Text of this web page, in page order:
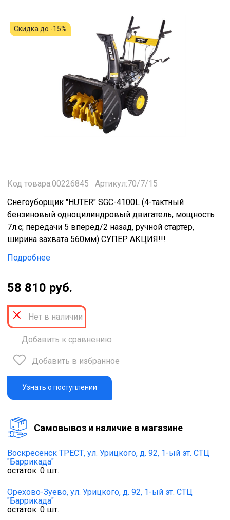
Скидка до -15%
Код товара:00226845
Артикул:70/7/15
Снегоуборщик "HUTER" SGC-4100L (4-тактный
бензиновый одноцилиндровый двигатель, мощность
7л.с; передачи 5 вперед/2 назад, ручной стартер,
ширина захвата 560мм) СУПЕР АКЦИЯ!!!
Подробнее
58 810 руб.
Нет в наличии
Добавить к сравнению
Добавить в избранное
Узнать о поступлении
Cамовывоз и наличие в магазине
Воскресенск ТРЕСТ, ул. Урицкого, д. 92, 1-ый эт. СТЦ
"Баррикада"
остаток: 0 шт.
Орехово-Зуево, ул. Урицкого, д. 92, 1-ый эт. СТЦ
"Баррикада"
остаток: 0 шт.